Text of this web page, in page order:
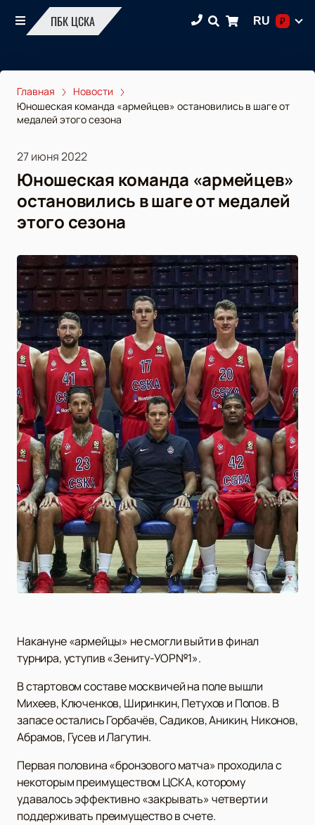
ПБК ЦСКА RU ₽
Главная
Новости
Юношеская команда «армейцев» остановились в шаге от
медалей этого сезона
27 июня 2022
Юношеская команда «армейцев»
остановились в шаге от медалей
этого сезона
Накануне «армейцы» не смогли выйти в финал
турнира, уступив «Зениту-УОР№1».
В стартовом составе москвичей на поле вышли
Михеев, Ключенков, Ширинкин, Петухов и Попов. В
запасе остались Горбачёв, Садиков, Аникин, Никонов,
Абрамов, Гусев и Лагутин.
Первая половина «бронзового матча» проходила с
некоторым преимуществом ЦСКА, которому
удавалось эффективно «закрывать» четверти и
поддерживать преимущество в счете.